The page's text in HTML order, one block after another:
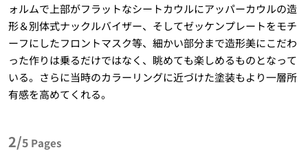
ォルムで上部がフラットなシートカウルにアッパーカウルの造
形＆別体式ナックルバイザー、そしてゼッケンプレートをモチ
ーフにしたフロントマスク等、細かい部分まで造形美にこだわ
った作りは乗るだけではなく、眺めても楽しめるものとなって
いる。さらに当時のカラーリングに近づけた塗装もより一層所
有感を高めてくれる。
2/5 Pages